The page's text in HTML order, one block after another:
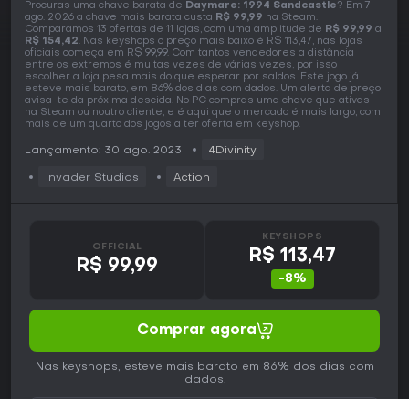
Procuras uma chave barata de Daymare: 1994 Sandcastle? Em 7
ago. 2026 a chave mais barata custa R$ 99,99 na Steam.
Comparamos 13 ofertas de 11 lojas, com uma amplitude de R$ 99,99 a
R$ 154,42. Nas keyshops o preço mais baixo é R$ 113,47, nas lojas
oficiais começa em R$ 99,99. Com tantos vendedores a distância
entre os extremos é muitas vezes de várias vezes, por isso
escolher a loja pesa mais do que esperar por saldos. Este jogo já
esteve mais barato, em 86% dos dias com dados. Um alerta de preço
avisa-te da próxima descida. No PC compras uma chave que ativas
na Steam ou noutro cliente, e é aqui que o mercado é mais largo, com
mais de um quarto dos jogos a ter oferta em keyshop.
Lançamento: 30 ago. 2023 4Divinity
Invader Studios Action
OFFICIAL
R$ 99,99
KEYSHOPS
R$ 113,47
-8%
Comprar agora
Nas keyshops, esteve mais barato em 86% dos dias com
dados.